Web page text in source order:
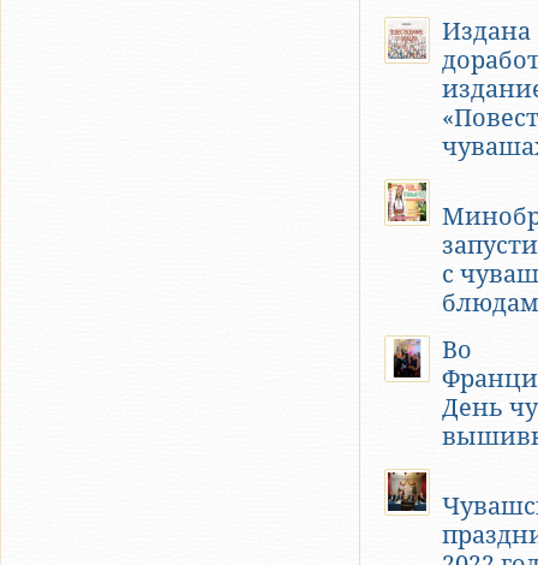
Издана
с
Во
День